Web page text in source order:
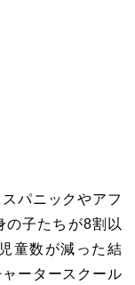
パニックやアフ
の子たちが8割以
童数が減った結
ータースクール